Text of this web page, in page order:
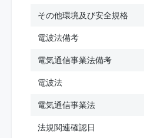
その他環境及び安全規格
電波法備考
電気通信事業法備考
電波法
電気通信事業法
法規関連確認日